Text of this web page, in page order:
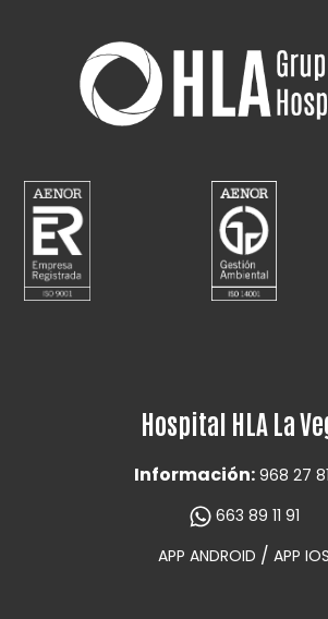
Hospital HLA La
Información: 968 27
663 89 11 91
APP ANDROID / APP IOS